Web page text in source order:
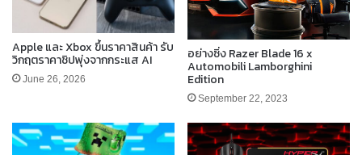
Apple และ Xbox ขึ้นราคาสินค้า รับ
วิกฤตราคาชิปพุ่งจากกระแส AI
June 26, 2026
อย่างซิ่ง Razer Blade 16 x
Automobili Lamborghini
Edition
September 22, 2023